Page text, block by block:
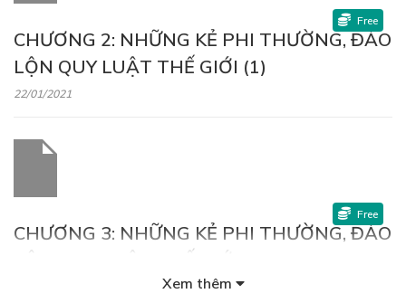
CHƯƠNG 2: NHỮNG KẺ PHI THƯỜNG, ĐẢO
LỘN QUY LUẬT THẾ GIỚI (1)
22/01/2021
Free
CHƯƠNG 3: NHỮNG KẺ PHI THƯỜNG, ĐẢO
Free
Xem thêm